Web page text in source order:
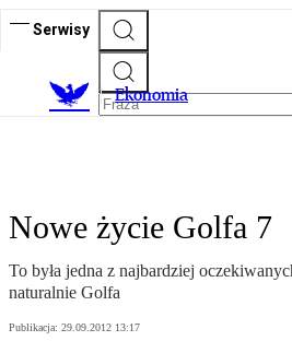
Serwisy
Ekonomia
Nowe życie Golfa 7
To była jedna z najbardziej
naturalnie Golfa
Publikacja: 29.09.2012 13:17